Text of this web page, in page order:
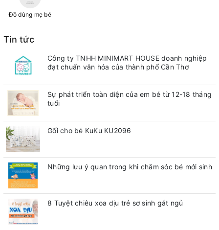
Đồ dùng mẹ bé
Tin tức
Công ty TNHH MINIMART HOUSE doanh nghiệp
đạt chuẩn văn hóa của thành phố Cần Thơ
Sự phát triển toàn diện của em bé từ 12-18 tháng
tuổi
Gối cho bé KuKu KU2096
Những lưu ý quan trong khi chăm sóc bé mới sinh
8 Tuyệt chiêu xoa dịu trẻ sơ sinh gắt ngủ